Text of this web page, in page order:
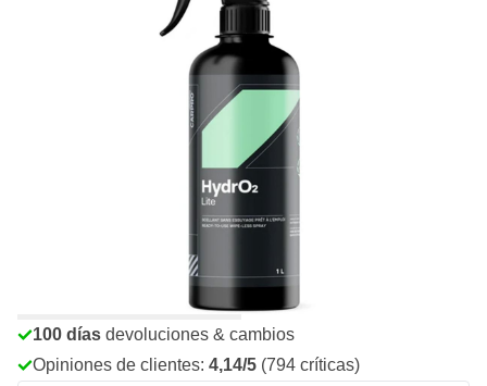
Se envía mañana
CarPro HydrO2 Lite RTU 1000ml - Sellador en spray
Haz tu pedido antes de las 23:59,
desde 150,- €
100 días devoluciones & cambios
Opiniones de clientes: 4,14/5 (794 críticas)